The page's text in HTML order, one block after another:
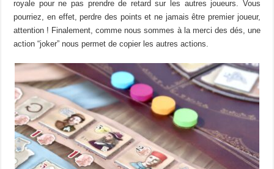
royale pour ne pas prendre de retard sur les autres joueurs. Vous
pourriez, en effet, perdre des points et ne jamais être premier joueur,
attention ! Finalement, comme nous sommes à la merci des dés, une
action “joker” nous permet de copier les autres actions.